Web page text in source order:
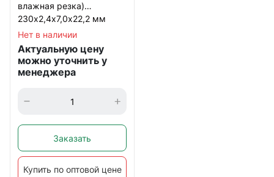
влажная резка)
230х2,4х7,0х22,2 мм
Нет в наличии
Актуальную цену
можно уточнить у
менеджера
Заказать
Купить по оптовой цене